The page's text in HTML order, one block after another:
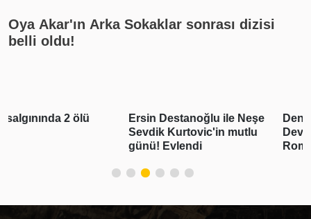
Oya Akar'ın Arka Sokaklar sonrası dizisi
belli oldu!
Ersin Destanoğlu ile Neşe
Sevdik Kurtovic'in mutlu
Deniz Can Aktaş ve
Devrim Özkan aşk yaşıyor!
Romantik paylaşım geldi